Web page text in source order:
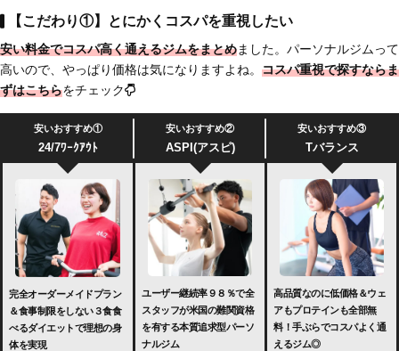
【こだわり①】とにかくコスパを重視したい
安い料金でコスパ高く通えるジムをまとめました。パーソナルジムって
高いので、やっぱり価格は気になりますよね。 コスパ重視で探すならま
ずはこちらをチェック
安いおすすめ①
24/7ﾜｰｸｱｳﾄ
安いおすすめ②
ASPI(アスピ)
安いおすすめ③
Tバランス
完全オーダーメイドプラン
＆食事制限をしない３食食
べるダイエットで理想の身
体を実現
ユーザー継続率９８％で全
スタッフが米国の難関資格
を有する本質追求型パーソ
ナルジム
高品質なのに低価格＆ウェ
アもプロテインも全部無
料！手ぶらでコスパよく通
えるジム◎